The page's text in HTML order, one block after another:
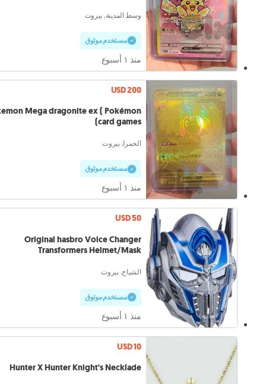
وسط المدينة, بيروت
مستخدم موثوق
منذ ١ أسبوع
USD 200
Mega dragonite ex ( Pokémon
card games)
الحمرا, بيروت
مستخدم موثوق
منذ ١ أسبوع
USD 50
Original hasbro Voice Changer
Transformers Helmet/Mask
الشياح, بيروت
مستخدم موثوق
منذ ١ أسبوع
USD 10
Hunter X Hunter Knight's Necklade